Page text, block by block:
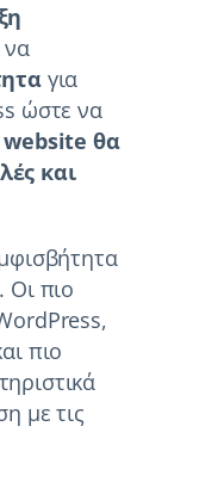
να
για
ώστε να
website θα
και
Οι πιο
πιο
με τις